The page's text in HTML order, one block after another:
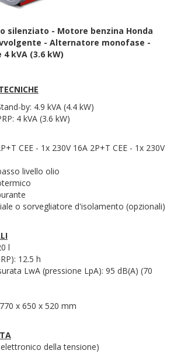
silenziato - Motore benzina Honda
- Alternatore monofase -
kVA (3.6 kW)
by: 4.9 kVA (4.4 kW)
4 kVA (3.6 kW)
CEE - 1x 230V 16A 2P+T CEE - 1x 230V
livello olio
o sorvegliatore d'isolamento (opzionali)
l
12.5 h
LwA (pressione LpA): 95 dB(A) (70
x 650 x 520 mm
della tensione)